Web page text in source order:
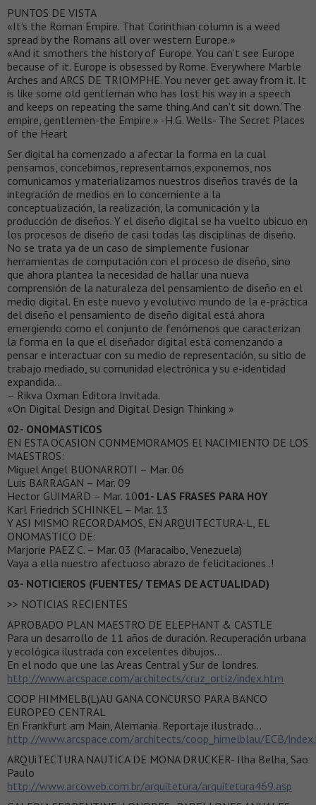
PUNTOS DE VISTA
«It’s the Roman Empire. That Corinthian column is a weed
spread by the Romans all over western Europe.»
«And it smothers the history of Europe. You can’t see Europe
because of it. Europe is obsessed by Rome. Everywhere Marble
Arches and ARCS DE TRIOMPHE. You never get away from it. It
is like some old gentleman who has lost his way in a speech
and keeps on repeating the same thing.And can’t sit down.’The
empire, gentlemen-the Empire.» -H.G. Wells- The Secret Places
of the Heart
Ser digital ha comenzado a afectar la forma en la cual
pensamos, concebimos, representamos,exponemos, nos
comunicamos y materializamos nuestros diseños través de la
integración de medios en lo concerniente a la
conceptualización, la realización, la comunicación y la
producción de diseños. Y el diseño digital se ha vuelto ubicuo en
los procesos de diseño de casi todas las disciplinas de diseño.
No se trata ya de un caso de simplemente fusionar
herramientas de computación con el proceso de diseño, sino
que ahora plantea la necesidad de hallar una nueva
comprensión de la naturaleza del pensamiento de diseño en el
medio digital. En este nuevo y evolutivo mundo de la e-práctica
del diseño el pensamiento de diseño digital está ahora
emergiendo como el conjunto de fenómenos que caracterizan
la forma en la que el diseñador digital está comenzando a
pensar e interactuar con su medio de representación, su sitio de
trabajo mediado, su comunidad electrónica y su e-identidad
expandida…
– Rikva Oxman Editora Invitada.
«On Digital Design and Digital Design Thinking »
02- ONOMASTICOS
EN ESTA OCASION CONMEMORAMOS El NACIMIENTO DE LOS
MAESTROS:
Miguel Angel BUONARROTI – Mar. 06
Luis BARRAGAN – Mar. 09
Hector GUIMARD – Mar. 1001- LAS FRASES PARA HOY
Karl Friedrich SCHINKEL – Mar. 13
Y ASI MISMO RECORDAMOS, EN ARQUITECTURA-L, EL
ONOMASTICO DE:
Marjorie PAEZ C. – Mar. 03 (Maracaibo, Venezuela)
Vaya a ella nuestro afectuoso abrazo de felicitaciones..!
03- NOTICIEROS (FUENTES/ TEMAS DE ACTUALIDAD)
>> NOTICIAS RECIENTES
APROBADO PLAN MAESTRO DE ELEPHANT & CASTLE
Para un desarrollo de 11 años de duración. Recuperación urbana
y ecológica ilustrada con excelentes dibujos…
En el nodo que une las Areas Central y Sur de londres.
http://www.arcspace.com/architects/cruz_ortiz/index.htm
COOP HIMMELB(L)AU GANA CONCURSO PARA BANCO
EUROPEO CENTRAL
En Frankfurt am Main, Alemania. Reportaje ilustrado…
http://www.arcspace.com/architects/coop_himelblau/ECB/
ARQUiTECTURA NAUTICA DE MONA DRUCKER- Ilha Belha, Sao
Paulo
http://www.arcoweb.com.br/arquitetura/arquitetura469.asp